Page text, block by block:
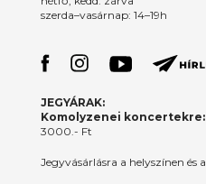
szerda–vasárnap: 14–19h
JEGYÁRAK:
Komolyzenei koncertekre:
3000.- Ft
Jegyvásárlásra a helyszínen és a